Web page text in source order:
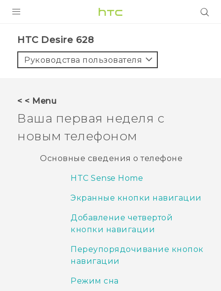
5G
VIVERSE
ПОДДЕРЖКА
HTC Desire 628‎
Руководства пользователя
< < Menu
Ваша первая неделя с
новым телефоном
Основные сведения о телефоне
HTC Sense Home
Экранные кнопки навигации
Добавление четвертой
кнопки навигации
Переупорядочивание кнопок
навигации
Режим сна